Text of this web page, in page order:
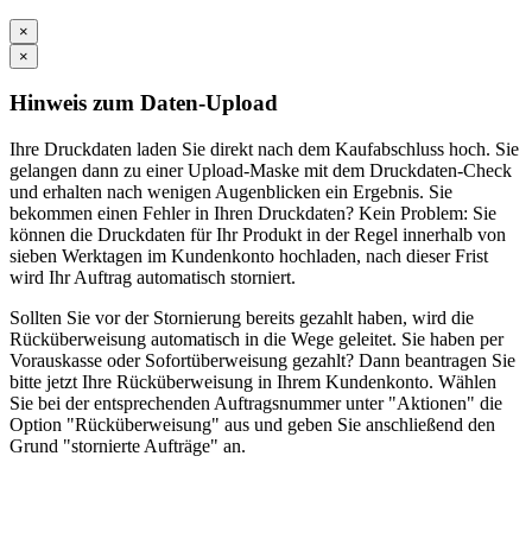
×
×
Hinweis zum Daten-Upload
Ihre Druckdaten laden Sie direkt nach dem Kaufabschluss hoch. Sie
gelangen dann zu einer Upload-Maske mit dem Druckdaten-Check
und erhalten nach wenigen Augenblicken ein Ergebnis. Sie
bekommen einen Fehler in Ihren Druckdaten? Kein Problem: Sie
können die Druckdaten für Ihr Produkt in der Regel innerhalb von
sieben Werktagen im Kundenkonto hochladen, nach dieser Frist
wird Ihr Auftrag automatisch storniert.
Sollten Sie vor der Stornierung bereits gezahlt haben, wird die
Rücküberweisung automatisch in die Wege geleitet. Sie haben per
Vorauskasse oder Sofortüberweisung gezahlt? Dann beantragen Sie
bitte jetzt Ihre Rücküberweisung in Ihrem Kundenkonto. Wählen
Sie bei der entsprechenden Auftragsnummer unter "Aktionen" die
Option "Rücküberweisung" aus und geben Sie anschließend den
Grund "stornierte Aufträge" an.